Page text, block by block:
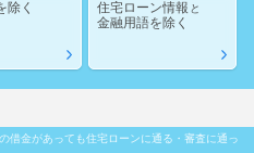
借金があっても住宅ローンに通る・審査に通っ
除く 住宅ローン情報 と
金融用語を除く